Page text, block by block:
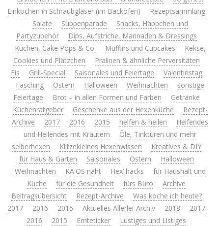
Einkochen in Schraubgläser (im Backofen)
Rezeptsammlung
Salate
Suppenparade
Snacks, Häppchen und
Partyzubehör
Dips, Aufstriche, Marinaden & Dressings
Kuchen, Cake Pops & Co.
Muffins und Cupcakes
Kekse,
Cookies und Plätzchen
Pralinen & ähnliche Perversitäten
Eis
Grill-Special Saisonales und Feiertage
Valentinstag
Fasching
Ostern Halloween Weihnachten
sonstige
Feiertage
Brot – in allen Formen und Farben
Getränke
Küchenratgeber
Geschenke aus der Hexenküche
Rezept-
Archive
2017 2016 2015 helfen & heilen
Helfendes
und Heilendes mit Kräutern
Öle, Tinkturen und mehr
selberhexen
Klitzekleines Hexenwissen
Kreatives & DIY
für Haus & Garten
Saisonales Ostern
Halloween
Weihnachten
KA:OS näht Hex’ hacks
für Haushalt und
Küche
für die Gesundheit fürs Büro
Archive
Beitragsübersicht
Rezept-Archive
Was koche ich heute?
2017
2016 2015 Aktuelles Allerlei-Archiv 2018
2017
2016
2015 Ernteticker
Lustiges und Listiges